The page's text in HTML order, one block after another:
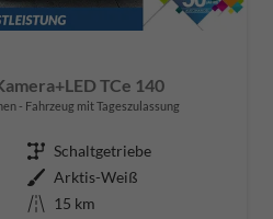
TCe 140
Fahrzeug mit Tageszulassung
Getriebe Schaltgetriebe
Außenfarbe Arktis-Weiß
Kilometerstand 15 km